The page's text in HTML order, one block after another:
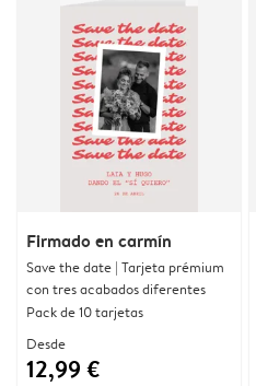
Firmado en carmín
Save the date | Tarjeta prémium
con tres acabados diferentes
Pack de 10 tarjetas
Desde
12,99 €